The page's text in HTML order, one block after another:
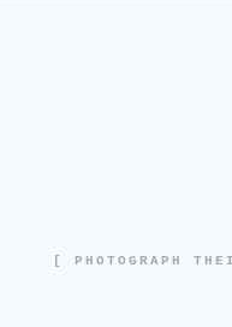
[ PHOTOGRAPH